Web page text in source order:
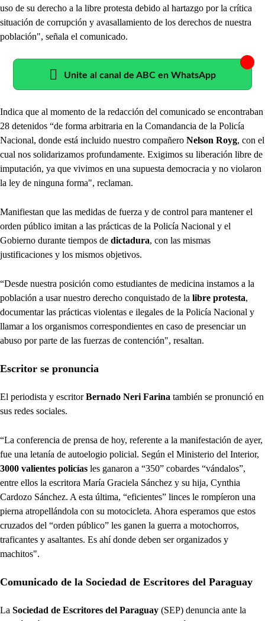
uso de su derecho a la libre protesta debido al hartazgo por la crítica
situación de corrupción y avasallamiento de los derechos de nuestra
población", señala el comunicado.
Unite al canal de ABC en WhatsApp
Indica que al momento de la redacción del comunicado se encontraban
28 detenidos “de forma arbitraria en la Comandancia de la Policía
Nacional, donde está incluido nuestro compañero Nelson Royg, con el
cual nos solidarizamos profundamente. Exigimos su liberación libre de
imputación, ya que vivimos en una supuesta democracia y no violaron
la ley de ninguna forma", reclaman.
Manifiestan que las medidas de fuerza y de control para mantener el
orden público imitan a las prácticas de la Policía Nacional y el
Gobierno durante tiempos de dictadura, con las mismas
justificaciones y los mismos objetivos.
“Desde nuestra posición como estudiantes de medicina instamos a la
población a usar nuestro derecho conquistado de la libre protesta,
documentar las prácticas violentas e ilegales de la Policía Nacional y
llamar a los organismos correspondientes en caso de presenciar un
abuso por parte de las fuerzas de contención", resaltan.
Escritor se pronuncia
El periodista y escritorBernado Neri Farina también se pronunció en
sus redes sociales.
“La conferencia de prensa de hoy, referente a la manifestación de ayer,
fue una letanía de autoelogio policial. Según el Ministerio del Interior,
3000 valientes policías les ganaron a “350” cobardes “vándalos”,
entre ellos la escritora María Graciela Sánchez y su hija, Cynthia
Cardozo Sánchez. A esta última, “eficientes” linces le rompíeron una
pierna atropellándola con su motocicleta. Ahora esperamos que estos
cruzados del “orden público” les ganen la guerra a motochorros,
traficantes y asaltantes. Es ahí donde deben ser organizados y
machitos".
Comunicado de la Sociedad de Escritores del Paraguay
La Sociedad de Escritores del Paraguay (SEP) denuncia ante la